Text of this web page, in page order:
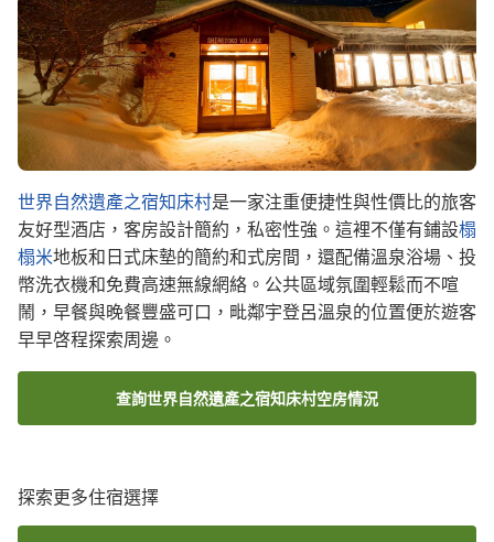
世界自然遺產之宿知床村是一家注重便捷性與性價比的旅客
友好型酒店，客房設計簡約，私密性強。這裡不僅有鋪設榻
榻米地板和日式床墊的簡約和式房間，還配備溫泉浴場、投
幣洗衣機和免費高速無線網絡。公共區域氛圍輕鬆而不喧
鬧，早餐與晚餐豐盛可口，毗鄰宇登呂溫泉的位置便於遊客
早早啓程探索周邊。
查詢世界自然遺產之宿知床村空房情況
探索更多住宿選擇